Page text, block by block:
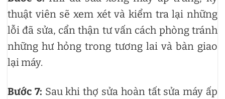
thuật viên sẽ xem xét và kiểm tra lại những
lỗi đã sửa, cẩn thận tư vấn cách phòng tránh
những hư hỏng trong tương lai và bàn giao
lại máy.
Bước 7: Sau khi thợ sửa hoàn tất sửa máy ấp